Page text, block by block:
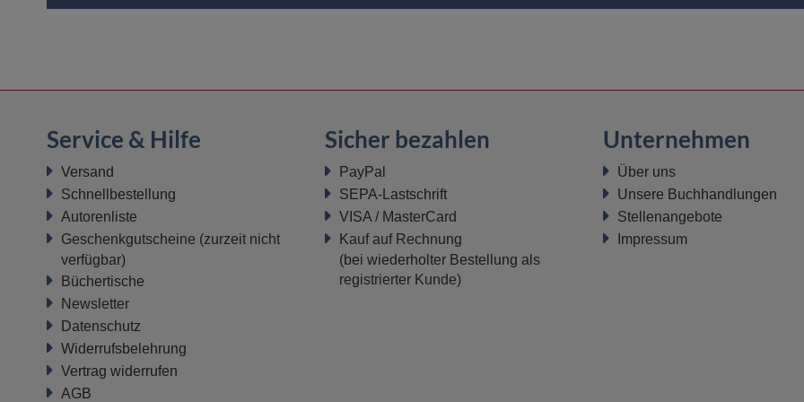
Service & Hilfe
Versand
Schnellbestellung
Autorenliste
Geschenkgutscheine (zurzeit nicht
verfügbar)
Büchertische
Newsletter
Datenschutz
Widerrufsbelehrung
Vertrag widerrufen
AGB
Sicher bezahlen
PayPal
SEPA-Lastschrift
VISA / MasterCard
Kauf auf Rechnung
(bei wiederholter Bestellung als
registrierter Kunde)
Unternehmen
Über uns
Unsere Buchhandlungen
Stellenangebote
Impressum